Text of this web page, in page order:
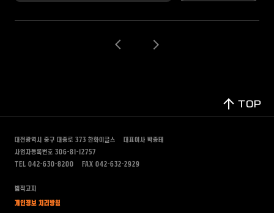
TOP
대전광역시 중구 대종로 373 한화이글스
대표이사 박종태
사업자등록번호 306-81-12757
TEL 042-630-8200
FAX 042-632-2929
법적고지
개인정보 처리방침